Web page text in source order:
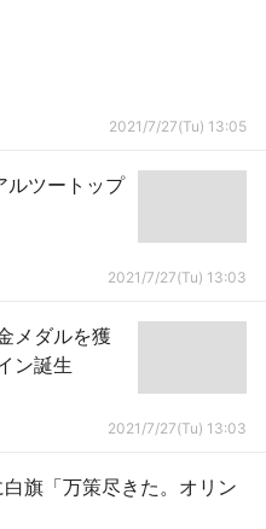
2021/7/27(Tu) 13:05
ルツートップ
2021/7/27(Tu) 13:03
メダルを獲
ン誕生
2021/7/27(Tu) 13:03
白旗「万策尽きた。オリン